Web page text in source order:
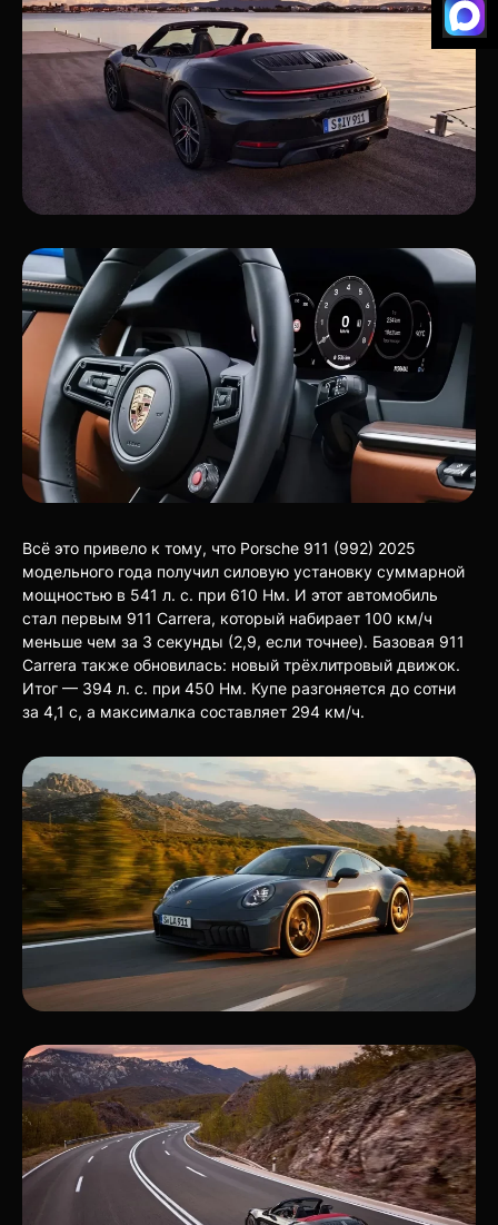
Всё это привело к тому, что Porsche 911 (992) 2025
модельного года получил силовую установку суммарной
мощностью в 541 л. с. при 610 Нм. И этот автомобиль
стал первым 911 Carrera, который набирает 100 км/ч
меньше чем за 3 секунды (2,9, если точнее). Базовая 911
Carrera также обновилась: новый трёхлитровый движок.
Итог — 394 л. с. при 450 Нм. Купе разгоняется до сотни
за 4,1 с, а максималка составляет 294 км/ч.